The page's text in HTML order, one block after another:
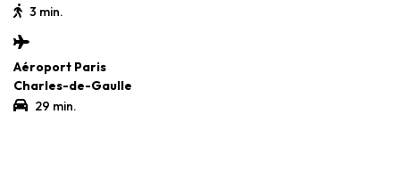
3 min.
Aéroport Paris
Charles-de-Gaulle
29 min.